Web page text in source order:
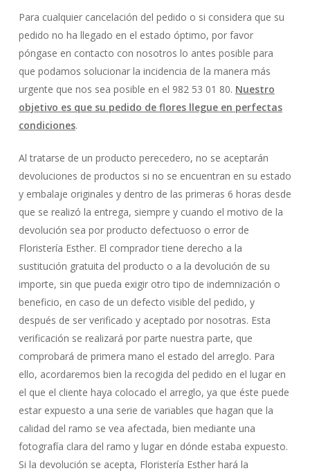
Para cualquier cancelación del pedido o si considera que su
pedido no ha llegado en el estado óptimo, por favor
póngase en contacto con nosotros lo antes posible para
que podamos solucionar la incidencia de la manera más
urgente que nos sea posible en el 982 53 01 80. Nuestro
objetivo es que su pedido de flores llegue en perfectas
condiciones.
Al tratarse de un producto perecedero, no se aceptarán
devoluciones de productos si no se encuentran en su estado
y embalaje originales y dentro de las primeras 6 horas desde
que se realizó la entrega, siempre y cuando el motivo de la
devolución sea por producto defectuoso o error de
Floristería Esther. El comprador tiene derecho a la
sustitución gratuita del producto o a la devolución de su
importe, sin que pueda exigir otro tipo de indemnización o
beneficio, en caso de un defecto visible del pedido, y
después de ser verificado y aceptado por nosotras. Esta
verificación se realizará por parte nuestra parte, que
comprobará de primera mano el estado del arreglo. Para
ello, acordaremos bien la recogida del pedido en el lugar en
el que el cliente haya colocado el arreglo, ya que éste puede
estar expuesto a una serie de variables que hagan que la
calidad del ramo se vea afectada, bien mediante una
fotografía clara del ramo y lugar en dónde estaba expuesto.
Si la devolución se acepta, Floristería Esther hará la